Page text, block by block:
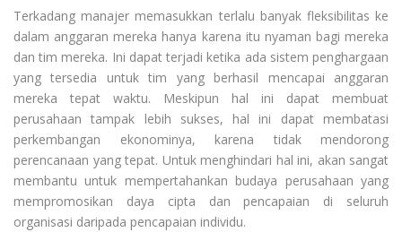
Terkadang manajer memasukkan terlalu banyak fleksibilitas ke
dalam anggaran mereka hanya karena itu nyaman bagi mereka
dan tim mereka. Ini dapat terjadi ketika ada sistem penghargaan
yang tersedia untuk tim yang berhasil mencapai anggaran
mereka tepat waktu. Meskipun hal ini dapat membuat
perusahaan tampak lebih sukses, hal ini dapat membatasi
perkembangan ekonominya, karena tidak mendorong
perencanaan yang tepat. Untuk menghindari hal ini, akan sangat
membantu untuk mempertahankan budaya perusahaan yang
mempromosikan daya cipta dan pencapaian di seluruh
organisasi daripada pencapaian individu.